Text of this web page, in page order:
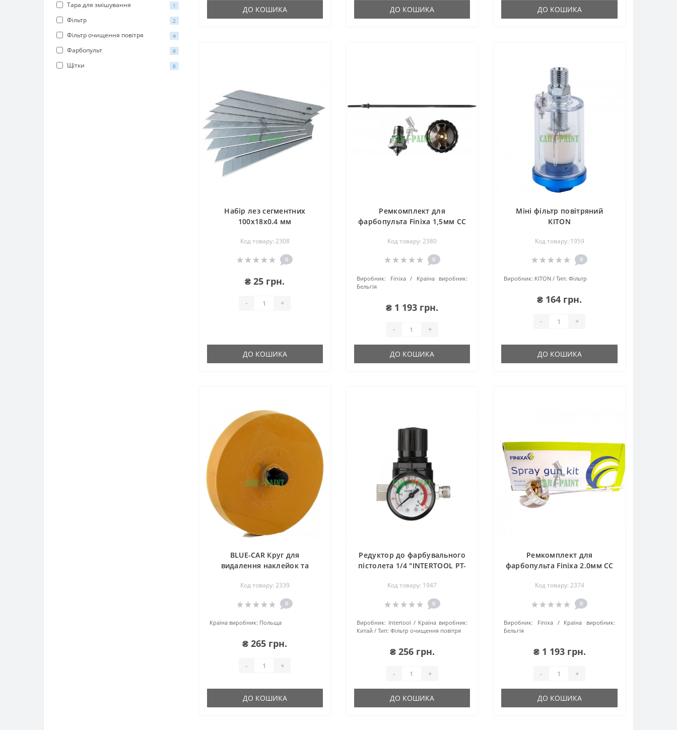
Тара для змішування 1
Фільтр 2
Фільтр очищення повітря 4
Фарбопульт 9
Щітки 6
ДО КОШИКА ДО КОШИКА ДО КОШИКА
Набір лез сегментних
100х18х0.4 мм
Код товару: 2308
0
₴ 25 грн.
- +
ДО КОШИКА
Ремкомплект для
фарбопульта Finixa 1,5мм СС
Код товару: 2380
0
Виробник: Finixa
Країна виробник:
Бельгія
₴ 1 193 грн.
- +
ДО КОШИКА
Міні фільтр повітряний
KITON
Код товару: 1959
0
Виробник: KITON Тип: Фільтр
₴ 164 грн.
- +
ДО КОШИКА
BLUE-CAR Круг для
видалення наклейок та
Код товару: 2339
0
Країна виробник: Польща
₴ 265 грн.
- +
ДО КОШИКА
Редуктор до фарбувального
пістолета 1/4 "INTERTOOL PT-
Код товару: 1947
0
Виробник: Intertool
Країна виробник:
Китай
Тип: Фільтр очищення повітря
₴ 256 грн.
- +
ДО КОШИКА
Ремкомплект для
фарбопульта Finixa 2.0мм СС
Код товару: 2374
0
Виробник: Finixa
Країна виробник:
Бельгія
₴ 1 193 грн.
- +
ДО КОШИКА